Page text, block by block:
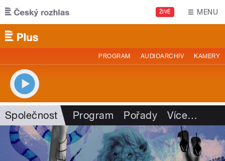
Přejít k hlavnímu obsahu
ŽIVĚ MENU
PROGRAM AUDIOARCHIV KAMERY
Společnost Program Pořady Více…